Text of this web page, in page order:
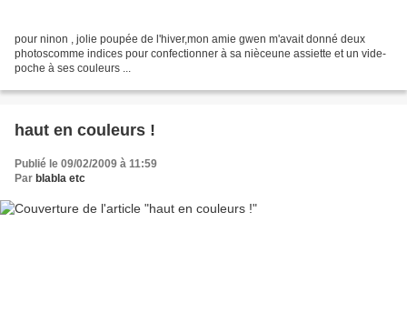
pour ninon , jolie poupée de l'hiver,mon amie gwen m'avait donné deux
photoscomme indices pour confectionner à sa nièceune assiette et un vide-
poche à ses couleurs ...
haut en couleurs !
Publié le 09/02/2009 à 11:59
Par blabla etc